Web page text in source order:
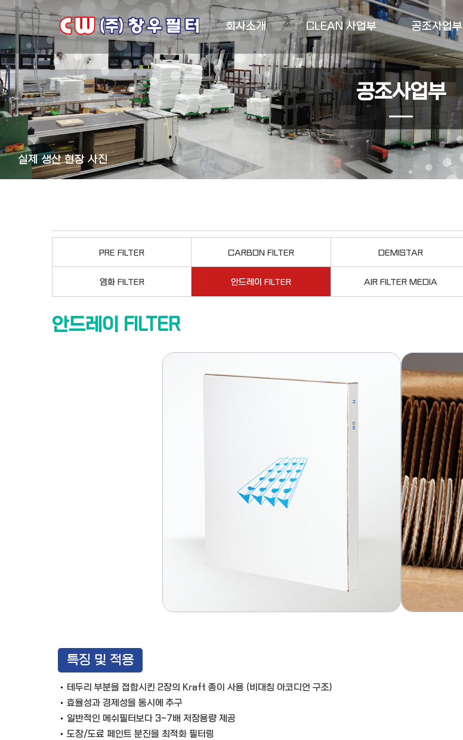
회사소개 CLEAN 사업부 공조사업부
공조사업부
실제 생산 현장 사진
PRE FILTER CARBON FILTER DEMISTAR
염화 FILTER 안드레이 FILTER AIR FILTER MEDIA
안드레이 FILTER
특징 및 적용
테두리 부분을 접합시킨 2장의 Kraft 종이 사용 (비대칭 아코디언 구조)
효율성과 경제성을 동시에 추구
일반적인 메쉬필터보다 3~7배 저장용량 제공
도장/도료 페인트 분진을 최적화 필터링